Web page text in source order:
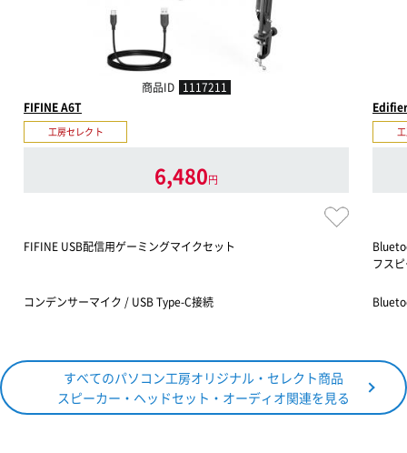
商品ID 1117211
FIFINE A6T
工房セレクト
6,480円
FIFINE USB配信用ゲーミングマイクセット
コンデンサーマイク / USB Type-C接続
フス
すべてのパソコン工房オリジナル・セレクト商品
スピーカー・ヘッドセット・オーディオ関連を見る